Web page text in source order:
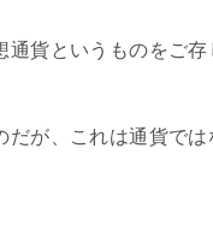
通貨というものをご存
だが、これは通貨では